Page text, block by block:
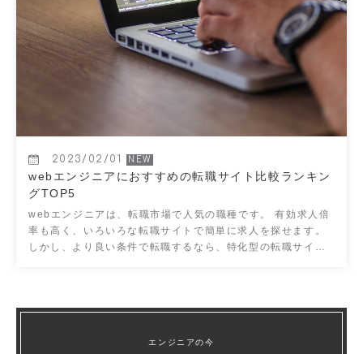
2023/02/01
webエンジニアにおすすめの転職サイト比較ランキン
グTOP5
webエンジニアは、転職市場で人気の職種です。 有効求人倍
率も高く、いろいろな転職サイトで簡単に求人を探せます。
しかし、より良い条件で転職するなら、特化型の転職サイト
エンジニアの今